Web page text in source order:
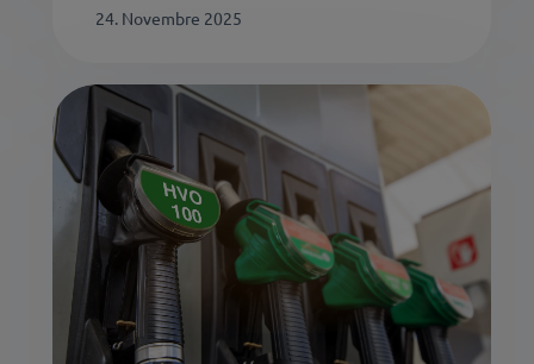
24. Novembre 2025